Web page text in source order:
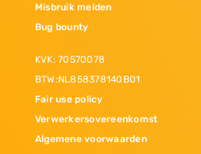
Misbruik melden
Bug bounty
KVK: 70570078
BTW:NL858378140B01
Fair use policy
Verwerkersovereenkomst
Algemene voorwaarden